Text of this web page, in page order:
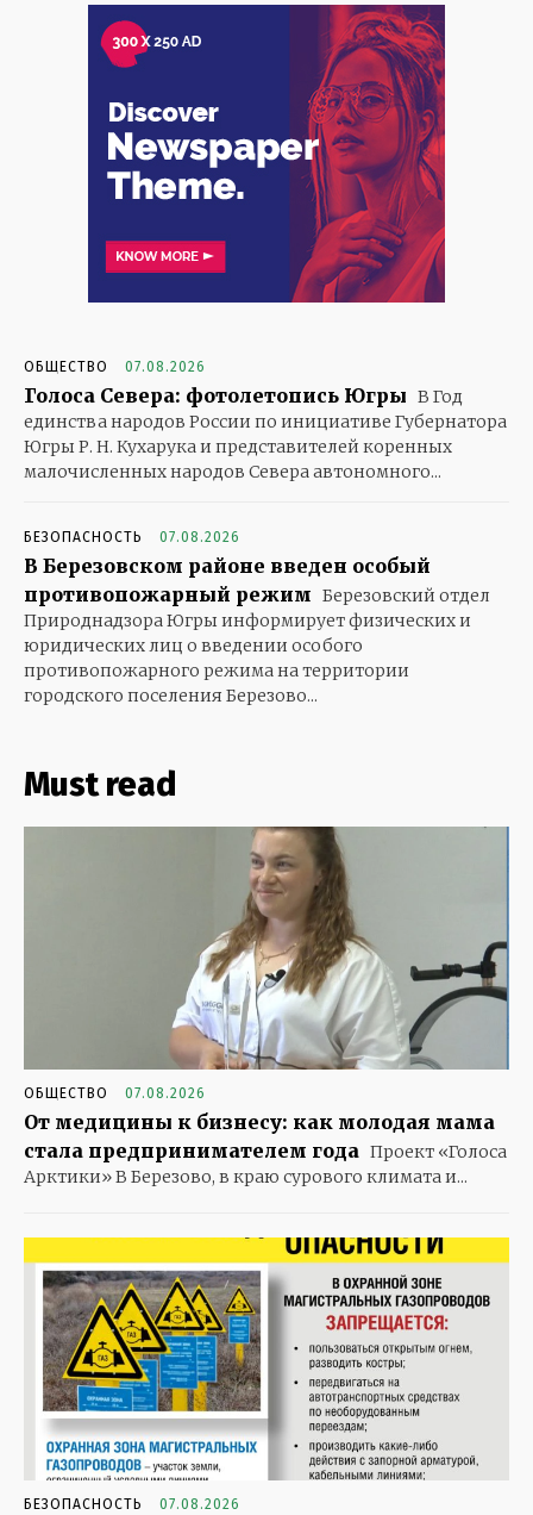
ОБЩЕСТВО 07.08.2026
Голоса Севера: фотолетопись Югры В Год
единства народов России по инициативе Губернатора
Югры Р. Н. Кухарука и представителей коренных
малочисленных народов Севера автономного...
БЕЗОПАСНОСТЬ 07.08.2026
В Березовском районе введен особый
противопожарный режим Березовский отдел
Природнадзора Югры информирует физических и
юридических лиц о введении особого
противопожарного режима на территории
городского поселения Березово...
Must read
ОБЩЕСТВО 07.08.2026
От медицины к бизнесу: как молодая мама
стала предпринимателем года Проект «Голоса
Арктики» В Березово, в краю сурового климата и...
БЕЗОПАСНОСТЬ 07.08.2026